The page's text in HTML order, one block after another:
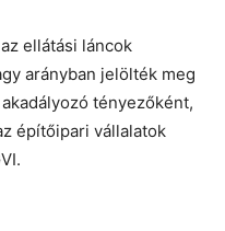
ellátási láncok
arányban jelölték meg
tényezőként,
építőipari vállalatok